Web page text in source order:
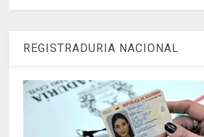
REGISTRADURIA NACIONAL